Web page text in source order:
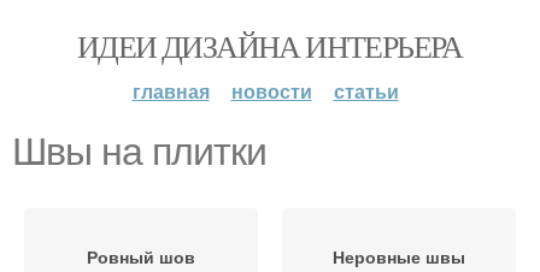
ИДЕИ ДИЗАЙНА ИНТЕРЬЕРА
главная новости статьи
Швы на плитки
Ровный шов Неровные швы